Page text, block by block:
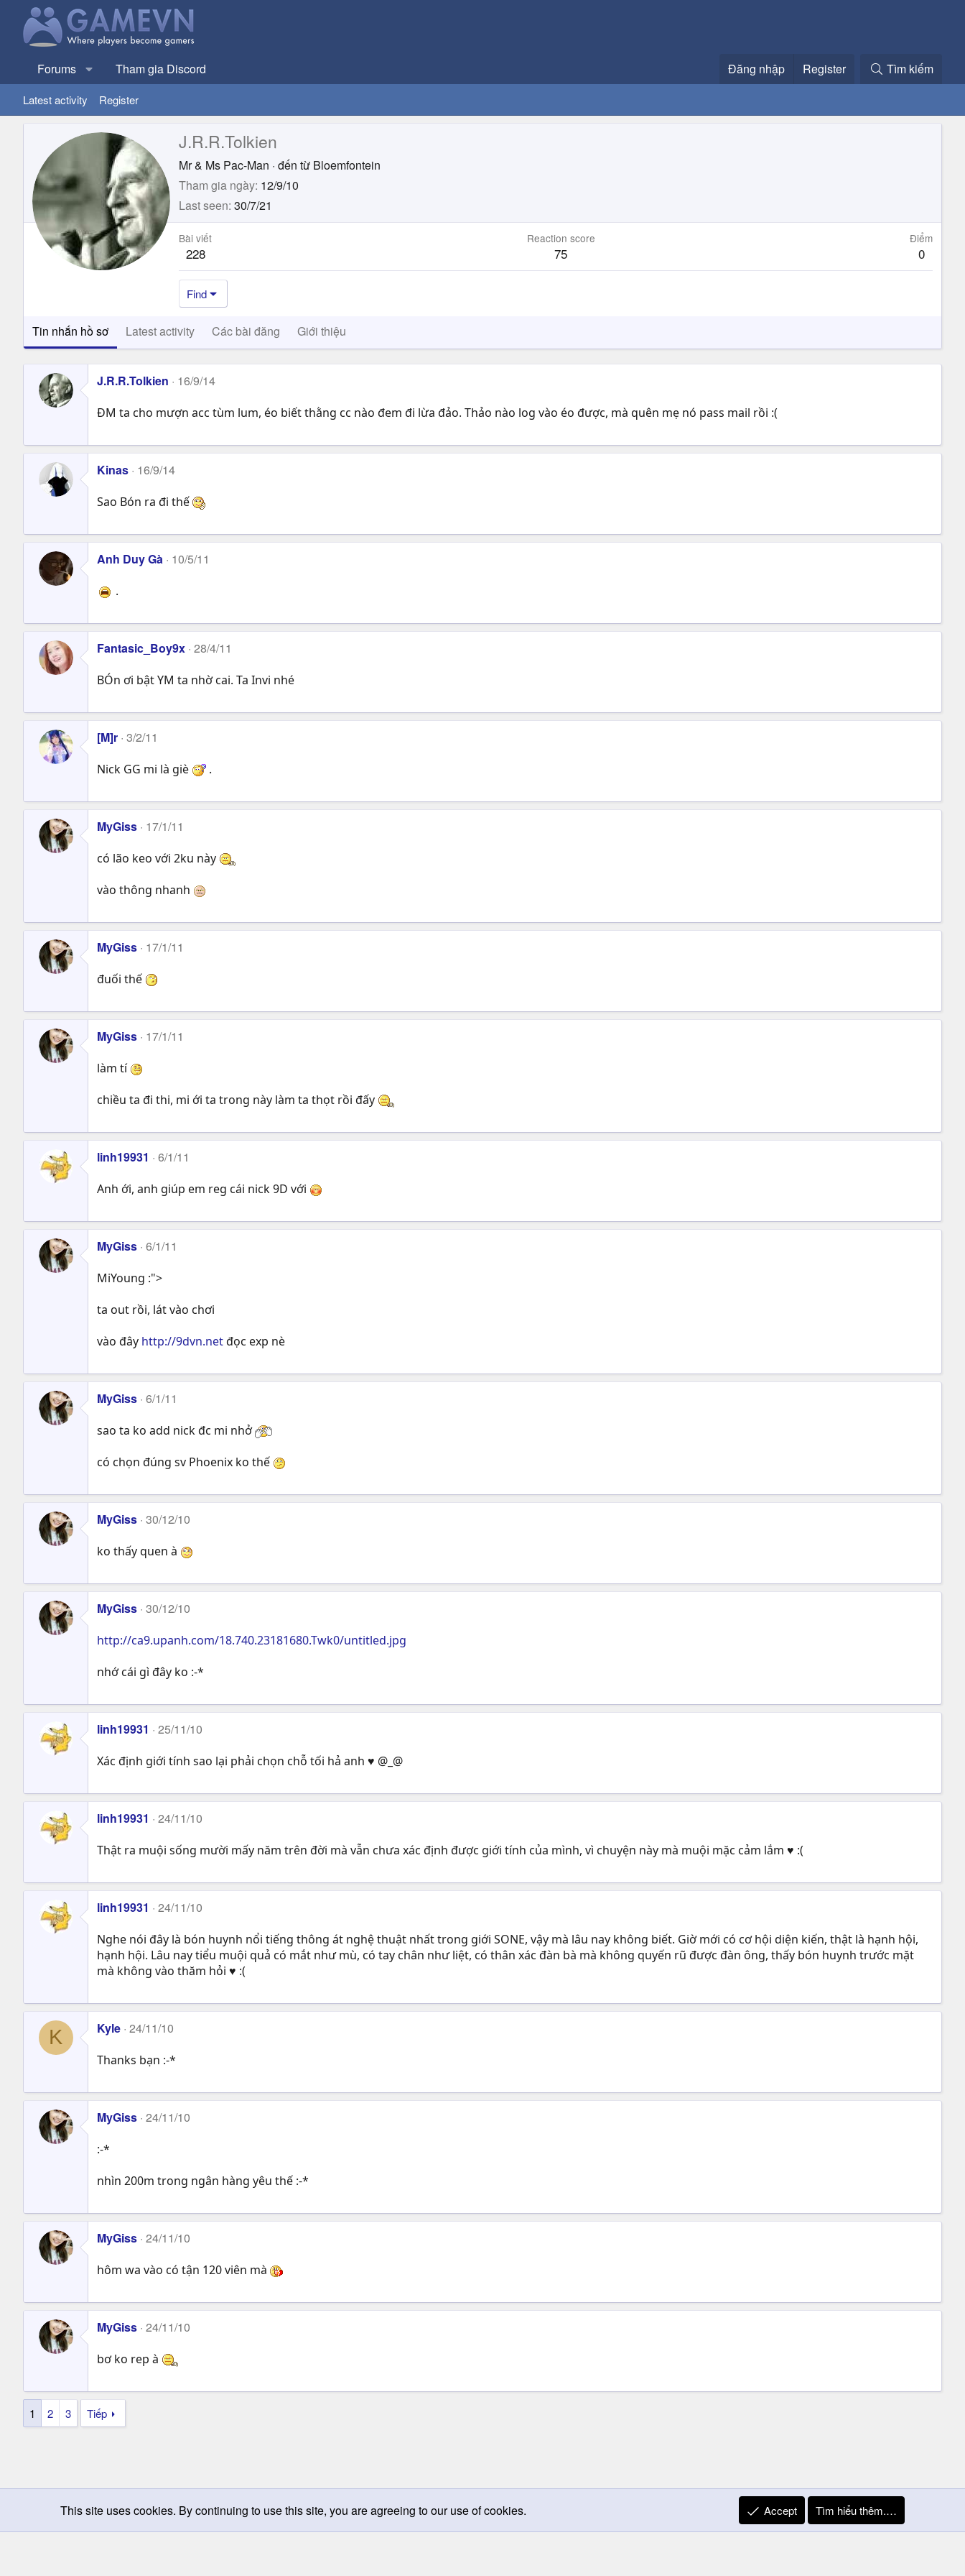
Forums Tham gia Discord Đăng nhập Register Tìm kiếm
Latest activity Register
J.R.R.Tolkien
Mr & Ms Pac-Man · đến từ Bloemfontein
Tham gia ngày 12/9/10
Last seen 30/7/21
Bài viết
228
Reaction score
75
Điểm
0
Find
Tin nhắn hồ sơ Latest activity Các bài đăng Giới thiệu
J.R.R.Tolkien 16/9/14
ĐM ta cho mượn acc tùm lum, éo biết thằng cc nào đem đi lừa đảo. Thảo nào log vào éo được, mà quên mẹ nó pass mail rồi :(
Kinas 16/9/14
Sao Bón ra đi thế
Anh Duy Gà 10/5/11
.
Fantasic_Boy9x 28/4/11
BÓn ơi bật YM ta nhờ cai. Ta Invi nhé
[M]r 3/2/11
Nick GG mi là giè .
MyGiss 17/1/11
có lão keo với 2ku này
vào thông nhanh
MyGiss 17/1/11
đuối thế
MyGiss 17/1/11
làm tí
chiều ta đi thi, mi ới ta trong này làm ta thọt rồi đấy
linh19931 6/1/11
Anh ới, anh giúp em reg cái nick 9D với
MyGiss 6/1/11
MiYoung :">
ta out rồi, lát vào chơi
vào đây http://9dvn.netđọc exp nè
MyGiss 6/1/11
sao ta ko add nick đc mi nhở
có chọn đúng sv Phoenix ko thế
MyGiss 30/12/10
ko thấy quen à
MyGiss 30/12/10
http://ca9.upanh.com/18.740.23181680.Twk0/untitled.jpg
nhớ cái gì đây ko :-*
linh19931 25/11/10
Xác định giới tính sao lại phải chọn chỗ tối hả anh ♥ @_@
linh19931 24/11/10
Thật ra muội sống mười mấy năm trên đời mà vẫn chưa xác định được giới tính của mình, vì chuyện này mà muội mặc cảm lắm ♥ :(
linh19931 24/11/10
Nghe nói đây là bón huynh nổi tiếng thông át nghệ thuật nhất trong giới SONE, vậy mà lâu nay không biết. Giờ mới có cơ hội diện kiến, thật là hạnh hội,
hạnh hội. Lâu nay tiểu muội quả có mắt như mù, có tay chân như liệt, có thân xác đàn bà mà không quyến rũ được đàn ông, thấy bón huynh trước mặt
mà không vào thăm hỏi ♥ :(
K Kyle 24/11/10
Thanks bạn :-*
MyGiss 24/11/10
:-*
nhìn 200m trong ngân hàng yêu thế :-*
MyGiss 24/11/10
hôm wa vào có tận 120 viên mà
MyGiss 24/11/10
bơ ko rep à
1 2 3 Tiếp
Chọn giao diện Change width Quy định và Nội quy Privacy Policy Trợ giúp
S
This site uses cookies. By continuing to use this site, you are agreeing to our use of cookies. Accept Tìm hiểu thêm.…